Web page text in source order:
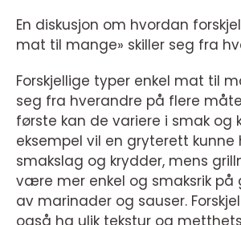
En diskusjon om hvordan
mat til mange» skiller seg fra
Forskjellige typer enkel mat til
seg fra hverandre på flere
første kan de variere i smak og
eksempel vil en gryterett kunne
smakslag og krydder, mens
være mer enkel og smaksrik på
av marinader og sauser.